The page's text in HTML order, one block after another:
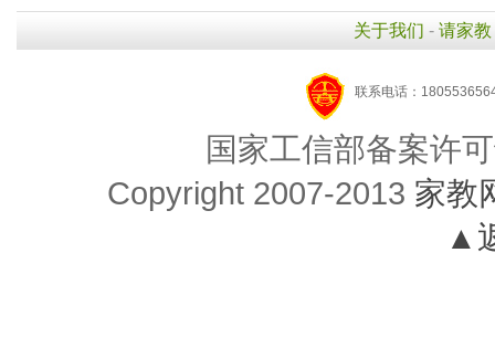
关于我们 - 请家教
联系电话：
国家工信部备案许
Copyright 2007-2013 家教
▲